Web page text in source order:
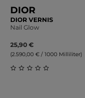
DIOR
DIOR VERNIS
Nail Glow
25,90 €
(2.590,00 € / 1000 Milliliter)